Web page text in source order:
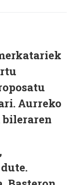
Aurreko
bileraren